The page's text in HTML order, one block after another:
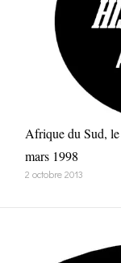
Afrique du Sud,
mars 1998
2 octobre 2013